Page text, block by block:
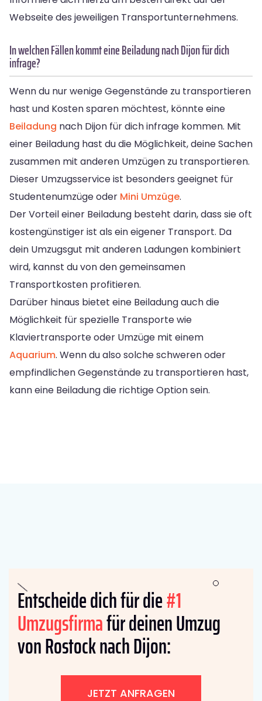
Webseite des jeweiligen Transportunternehmens.
In welchen Fällen kommt eine Beiladung nach Dijon für dich
infrage?
Wenn du nur wenige Gegenstände zu transportieren
hast und Kosten sparen möchtest, könnte eine
Beiladung nach Dijon für dich infrage kommen. Mit
einer Beiladung hast du die Möglichkeit, deine Sachen
zusammen mit anderen Umzügen zu transportieren.
Dieser Umzugsservice ist besonders geeignet für
Studentenumzüge oder Mini Umzüge.
Der Vorteil einer Beiladung besteht darin, dass sie oft
kostengünstiger ist als ein eigener Transport. Da
dein Umzugsgut mit anderen Ladungen kombiniert
wird, kannst du von den gemeinsamen
Transportkosten profitieren.
Darüber hinaus bietet eine Beiladung auch die
Möglichkeit für spezielle Transporte wie
Klaviertransporte oder Umzüge mit einem
Aquarium. Wenn du also solche schweren oder
empfindlichen Gegenstände zu transportieren hast,
kann eine Beiladung die richtige Option sein.
Entscheide dich für die#1
Umzugsfirmafür deinen Umzug
von Rostock nach Dijon:
JETZT ANFRAGEN